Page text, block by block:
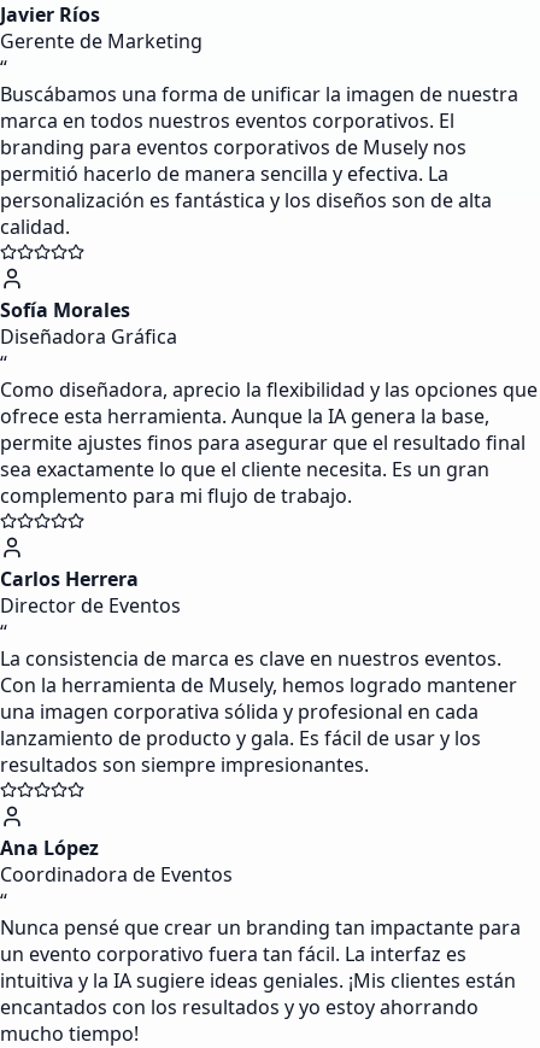
Javier Ríos
Gerente de Marketing
“
Buscábamos una forma de unificar la imagen de nuestra
marca en todos nuestros eventos corporativos. El
branding para eventos corporativos de Musely nos
permitió hacerlo de manera sencilla y efectiva. La
personalización es fantástica y los diseños son de alta
calidad.
Sofía Morales
Diseñadora Gráfica
“
Como diseñadora, aprecio la flexibilidad y las opciones que
ofrece esta herramienta. Aunque la IA genera la base,
permite ajustes finos para asegurar que el resultado final
sea exactamente lo que el cliente necesita. Es un gran
complemento para mi flujo de trabajo.
Carlos Herrera
Director de Eventos
“
La consistencia de marca es clave en nuestros eventos.
Con la herramienta de Musely, hemos logrado mantener
una imagen corporativa sólida y profesional en cada
lanzamiento de producto y gala. Es fácil de usar y los
resultados son siempre impresionantes.
Ana López
Coordinadora de Eventos
“
Nunca pensé que crear un branding tan impactante para
un evento corporativo fuera tan fácil. La interfaz es
intuitiva y la IA sugiere ideas geniales. ¡Mis clientes están
encantados con los resultados y yo estoy ahorrando
mucho tiempo!